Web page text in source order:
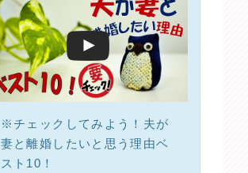
※チェックしてみよう！夫が
妻と離婚したいと思う理由ベ
スト10！